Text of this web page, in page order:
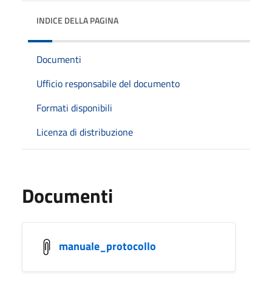
INDICE DELLA PAGINA
Documenti
Ufficio responsabile del documento
Formati disponibili
Licenza di distribuzione
Documenti
manuale_protocollo